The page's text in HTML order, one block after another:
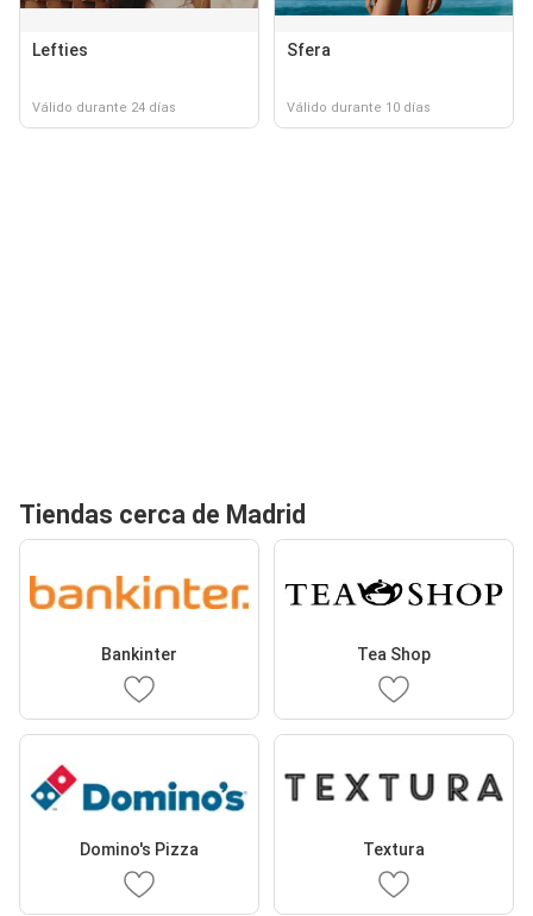
Lefties
Válido durante 24 días
Sfera
Válido durante 10 días
Tiendas cerca de Madrid
Bankinter Tea Shop
Domino's Pizza Textura